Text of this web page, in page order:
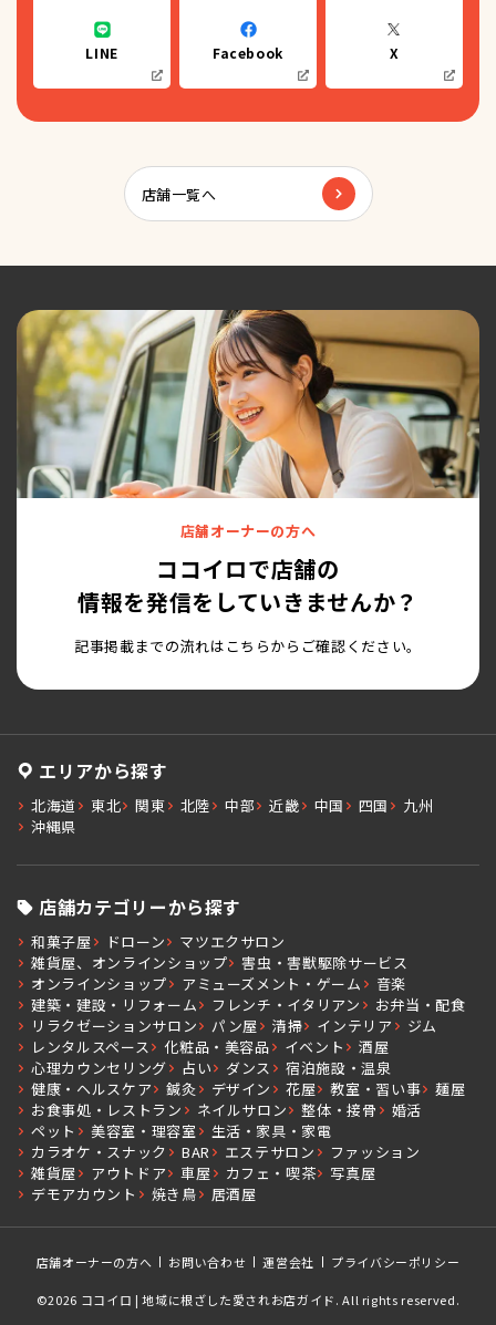
LINE Facebook X
店舗一覧へ
店舗オーナーの方へ
ココイロで店舗の
情報を発信をしていきませんか？
記事掲載までの流れはこちらからご確認ください。
エリアから探す
北海道 東北 関東 北陸 中部 近畿 中国 四国
九州
沖縄県
店舗カテゴリーから探す
和菓子屋 ドローン
マツエクサロン
雑貨屋、オンラインショップ
害虫・害獣駆除サービス
オンラインショップ
アミューズメント・ゲーム
音楽
建築・建設・リフォーム
フレンチ・イタリアン
お弁当・配食
リラクゼーションサロン
パン屋 清掃 インテリア
ジム
レンタルスペース
化粧品・美容品 イベント
酒屋
心理カウンセリング
占い ダンス
宿泊施設・温泉
健康・ヘルスケア
鍼灸 デザイン 花屋 教室・習い事
麺屋
お食事処・レストラン
ネイルサロン 整体・接骨
婚活
ペット
美容室・理容室
生活・家具・家電
カラオケ・スナック
BAR エステサロン
ファッション
雑貨屋
アウトドア 車屋 カフェ・喫茶
写真屋
デモアカウント
焼き鳥 居酒屋
店舗オーナーの方へ お問い合わせ 運営会社 プライバシーポリシー
©2026 ココイロ | 地域に根ざした愛されお店ガイド. All rights reserved.